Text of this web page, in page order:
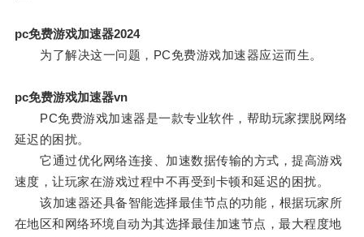
pc免费游戏加速器2024
为了解决这一问题，PC免费游戏加速器应运而生。
pc免费游戏加速器vn
PC免费游戏加速器是一款专业软件，帮助玩家摆脱网络
延迟的困扰。
它通过优化网络连接、加速数据传输的方式，提高游戏
速度，让玩家在游戏过程中不再受到卡顿和延迟的困扰。
该加速器还具备智能选择最佳节点的功能，根据玩家所
在地区和网络环境自动为其选择最佳加速节点，最大程度地